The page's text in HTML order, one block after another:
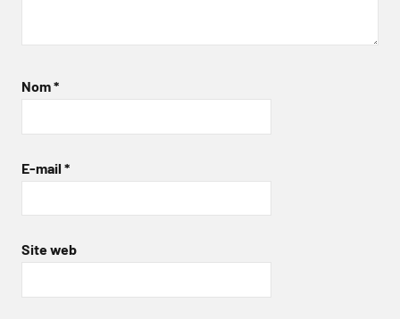
Nom*
E-mail *
Site web